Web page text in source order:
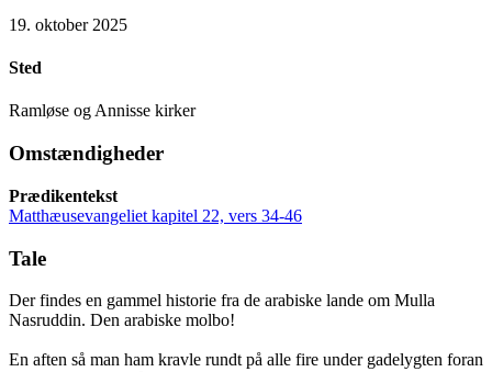
19. oktober 2025
Sted
Ramløse og Annisse kirker
Omstændigheder
Prædikentekst
Matthæusevangeliet kapitel 22, vers 34-46
Tale
Der findes en gammel historie fra de arabiske lande om Mulla
Nasruddin. Den arabiske molbo!
En aften så man ham kravle rundt på alle fire under gadelygten foran